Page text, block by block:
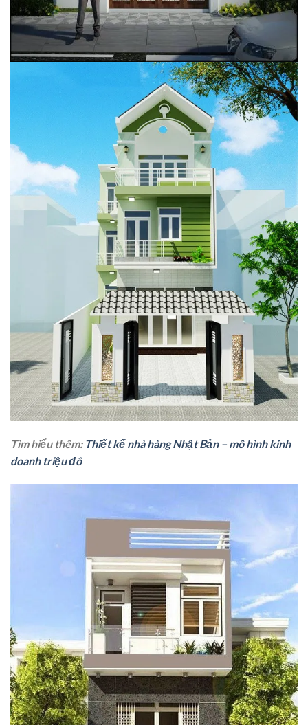
Tìm hiểu thêm: Thiết kế nhà hàng Nhật Bản – mô hình kinh
doanh triệu đô